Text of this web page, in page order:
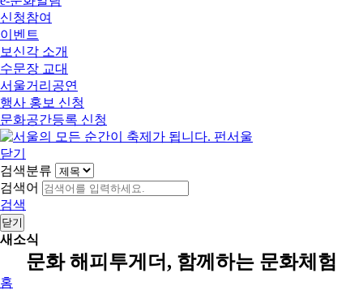
신청참여
이벤트
보신각 소개
수문장 교대
서울거리공연
행사 홍보 신청
문화공간등록 신청
닫기
검색분류
검색어
검색
닫기
새소식
문화 해피투게더, 함께하는 문화체험
홈